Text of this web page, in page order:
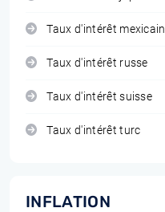
Taux d'intérêt mexicain
Taux d'intérêt russe
Taux d'intérêt suisse
Taux d'intérêt turc
INFLATION